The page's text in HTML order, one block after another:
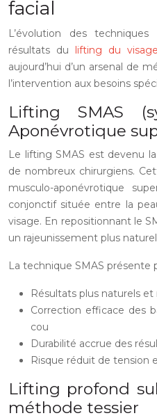
facial
L’évolution des
résultats du lifting du
aujourd’hui d’un arsenal de
l’intervention aux besoins
Lifting SMAS
Aponévrotique
Le lifting SMAS est devenu
de nombreux chirurgiens.
musculo-aponévrotique
conjonctif située entre la
visage. En repositionnant le
un rajeunissement plus
La technique SMAS présente
Résultats plus naturels et
Correction efficace des
cou
Durabilité accrue des
Risque réduit de tension
Lifting profond
méthode tessier